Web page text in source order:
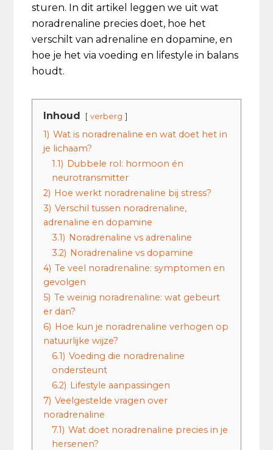
sturen. In dit artikel leggen we uit wat
noradrenaline precies doet, hoe het
verschilt van adrenaline en dopamine, en
hoe je het via voeding en lifestyle in balans
houdt.
Inhoud verberg
1) Wat is noradrenaline en wat doet het in
je lichaam?
1.1) Dubbele rol: hormoon én
neurotransmitter
2) Hoe werkt noradrenaline bij stress?
3) Verschil tussen noradrenaline,
adrenaline en dopamine
3.1) Noradrenaline vs adrenaline
3.2) Noradrenaline vs dopamine
4) Te veel noradrenaline: symptomen en
gevolgen
5) Te weinig noradrenaline: wat gebeurt
er dan?
6) Hoe kun je noradrenaline verhogen op
natuurlijke wijze?
6.1) Voeding die noradrenaline
ondersteunt
6.2) Lifestyle aanpassingen
7) Veelgestelde vragen over
noradrenaline
7.1) Wat doet noradrenaline precies in je
hersenen?